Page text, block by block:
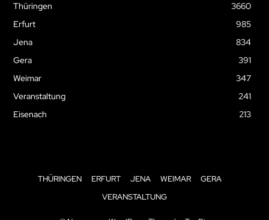
Thüringen
3660
Erfurt
985
Jena
834
Gera
391
Weimar
347
Veranstaltung
241
Eisenach
213
THÜRINGEN ERFURT JENA WEIMAR
GERA
VERANSTALTUNG